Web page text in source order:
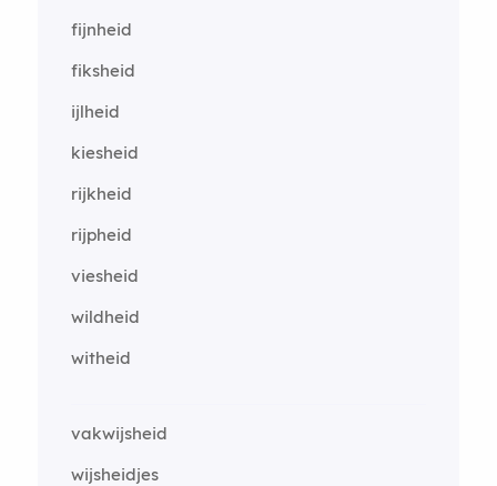
fijnheid
fiksheid
ijlheid
kiesheid
rijkheid
rijpheid
viesheid
wildheid
witheid
vakwijsheid
wijsheidjes